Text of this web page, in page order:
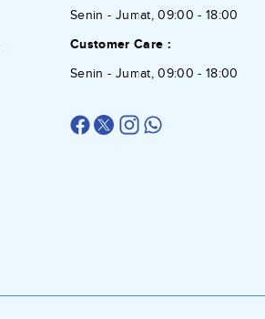
Senin - Jumat, 09:00 - 18:00
Customer Care :
Senin - Jumat, 09:00 - 18:00